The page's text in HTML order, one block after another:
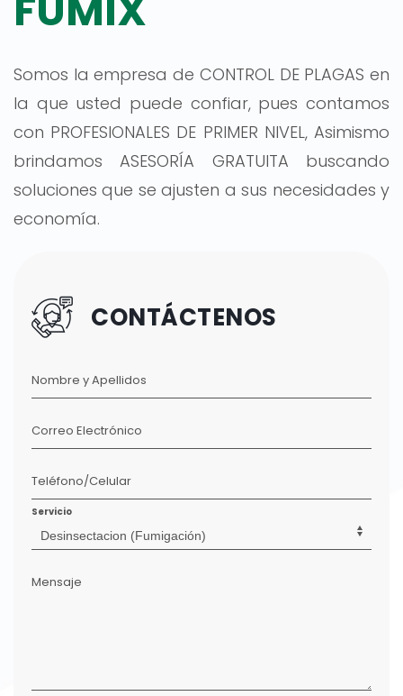
Somos la empresa de CONTROL DE PLAGAS en
la que usted puede confiar, pues contamos
con PROFESIONALES DE PRIMER NIVEL, Asimismo
brindamos ASESORÍA GRATUITA buscando
soluciones que se ajusten a sus necesidades y
economía.
CONTÁCTENOS
Nombre y Apellidos
Correo Electrónico
Teléfono/Celular
Servicio
Mensaje